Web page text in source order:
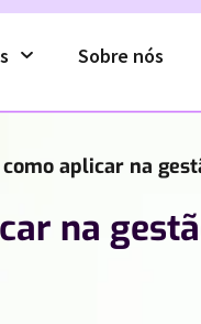
Sobre nós
como aplicar na
na